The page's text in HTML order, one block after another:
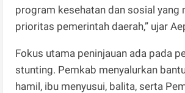
program kesehatan dan sosial yang
prioritas pemerintah daerah,” ujar
Fokus utama peninjauan ada pada
stunting. Pemkab menyalurkan
hamil, ibu menyusui, balita, serta